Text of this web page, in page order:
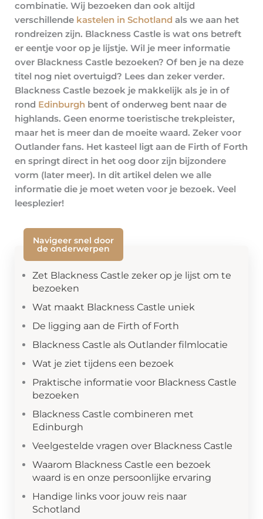
combinatie. Wij bezoeken dan ook altijd
verschillende kastelen in Schotland als we aan het
rondreizen zijn. Blackness Castle is wat ons betreft
er eentje voor op je lijstje. Wil je meer informatie
over Blackness Castle bezoeken? Of ben je na deze
titel nog niet overtuigd? Lees dan zeker verder.
Blackness Castle bezoek je makkelijk als je in of
rond Edinburgh bent of onderweg bent naar de
highlands. Geen enorme toeristische trekpleister,
maar het is meer dan de moeite waard. Zeker voor
Outlander fans. Het kasteel ligt aan de Firth of Forth
en springt direct in het oog door zijn bijzondere
vorm (later meer). In dit artikel delen we alle
informatie die je moet weten voor je bezoek. Veel
leesplezier!
Navigeer snel door
de onderwerpen
Zet Blackness Castle zeker op je lijst om te
bezoeken
Wat maakt Blackness Castle uniek
De ligging aan de Firth of Forth
Blackness Castle als Outlander filmlocatie
Wat je ziet tijdens een bezoek
Praktische informatie voor Blackness Castle
bezoeken
Blackness Castle combineren met
Edinburgh
Veelgestelde vragen over Blackness Castle
Waarom Blackness Castle een bezoek
waard is en onze persoonlijke ervaring
Handige links voor jouw reis naar
Schotland